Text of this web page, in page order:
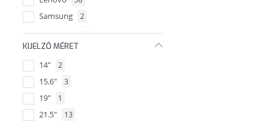
Samsung 2
ViewSonic
1
KIJELZŐ MÉRET
14" 2
15.6" 3
19" 1
21.5" 13